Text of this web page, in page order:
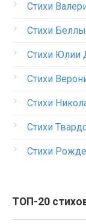
Стихи
Стихи
Стихи Юлии
Стихи
Стихи
Стихи
Стихи
ТОП-20